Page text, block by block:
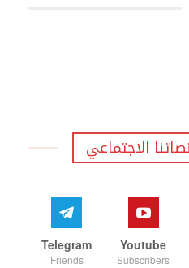
الاجتماعي
Youtube
Subscribers
Telegram
Friends